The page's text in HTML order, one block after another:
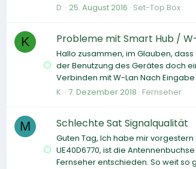
D. 25. August 2016 Set-Top Box
K Probleme mit Smart Hub /
Hallo zusammen, im Glauben,
der Benutzung des Gerätes doch
Verbinden mit W-Lan Nach Eingabe
K. 7. Dezember 2018 Fernseher
M Schlechte Sat Signalqualität
Guten Tag, Ich habe mir vorgestern
UE40D6770, ist die
Fernseher entschieden. So weit so